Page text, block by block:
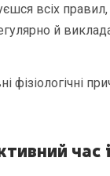
всіх правил,
й
фізіологічні
час